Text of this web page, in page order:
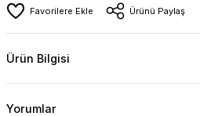
Ürünü Paylaş
Ürün Bilgisi
Yorumlar